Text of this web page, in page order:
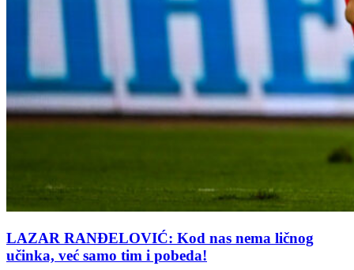
LAZAR RANĐELOVIĆ: Kod nas nema ličnog
učinka, već samo tim i pobeda!